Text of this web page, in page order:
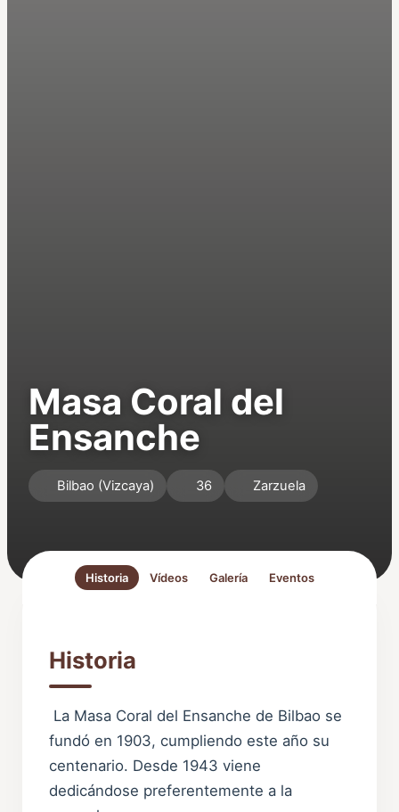
Masa Coral del
Ensanche
Bilbao (Vizcaya) 36 Zarzuela
Historia Vídeos Galería Eventos
Historia
La Masa Coral del Ensanche de Bilbao se
fundó en 1903, cumpliendo este año su
centenario. Desde 1943 viene
dedicándose preferentemente a la